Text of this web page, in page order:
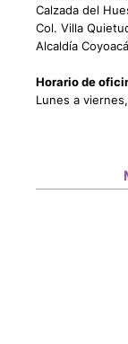
Calzada del
Col. Villa
Alcaldía
Horario de
Lunes a